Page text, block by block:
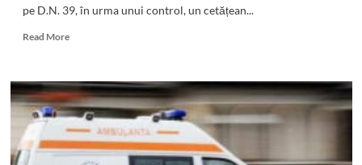
pe D.N. 39, în urma unui control, un cetățean...
Read MoreRead
(VIDEO)
Polițiștii
au
descoperit,
la
Vama